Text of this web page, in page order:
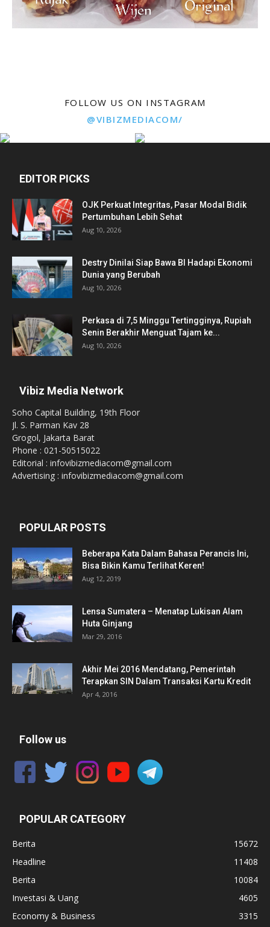
FOLLOW US ON INSTAGRAM
@VIBIZMEDIACOM/
EDITOR PICKS
OJK Perkuat Integritas, Pasar Modal Bidik
Pertumbuhan Lebih Sehat
Aug 10, 2026
Destry Dinilai Siap Bawa BI Hadapi Ekonomi
Dunia yang Berubah
Aug 10, 2026
Perkasa di 7,5 Minggu Tertingginya, Rupiah
Senin Berakhir Menguat Tajam ke...
Aug 10, 2026
Vibiz Media Network
Soho Capital Building, 19th Floor
Jl. S. Parman Kav 28
Grogol, Jakarta Barat
Phone : 021-50515022
Editorial : infovibizmediacom@gmail.com
Advertising : infovibizmediacom@gmail.com
POPULAR POSTS
Beberapa Kata Dalam Bahasa Perancis Ini,
Bisa Bikin Kamu Terlihat Keren!
Aug 12, 2019
Lensa Sumatera – Menatap Lukisan Alam
Huta Ginjang
Mar 29, 2016
Akhir Mei 2016 Mendatang, Pemerintah
Terapkan SIN Dalam Transaksi Kartu Kredit
Apr 4, 2016
Follow us
POPULAR CATEGORY
Berita
15672
Headline
11408
Berita
10084
Investasi & Uang
4605
Economy & Business
3315